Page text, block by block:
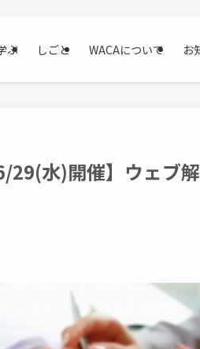
ぶ しごと WACAについて お
29(水)開催】ウェブ